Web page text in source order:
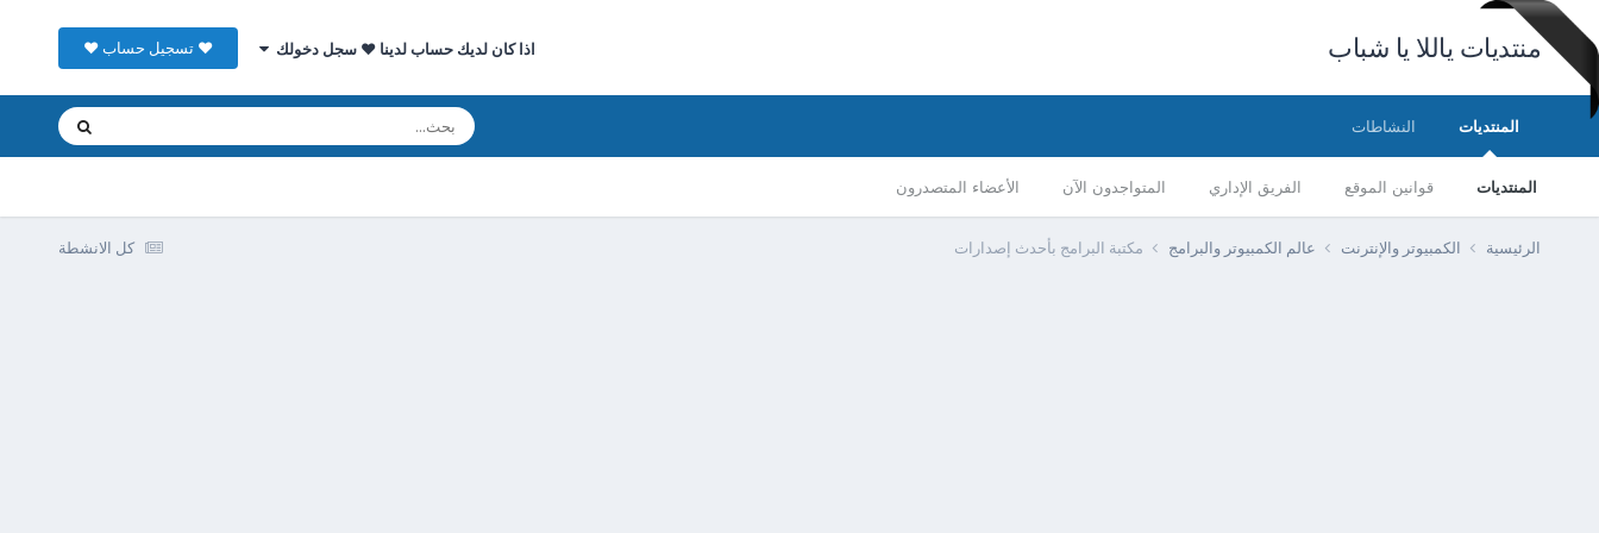
منتديات ياللا يا شباب اذا كان لديك حساب لدينا ♥ سجل دخولك ♥ تسجيل حساب ♥
المنتديات
المنتديات قوانين الموقع الفريق الإداري المتواجدون الآن الأعضاء المتصدرون
النشاطات
كل الانشطة الرئيسية الكمبيوتر والإنترنت عالم الكمبيوتر والبرامج مكتبة البرامج بأحدث إصدارات